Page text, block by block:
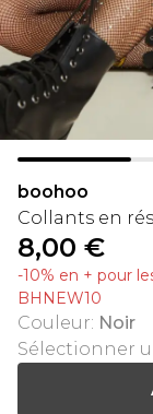
boohoo
Collants en
8,00 €
-10% en + pour
BHNEW10
Couleur: Noir
Sélectionner